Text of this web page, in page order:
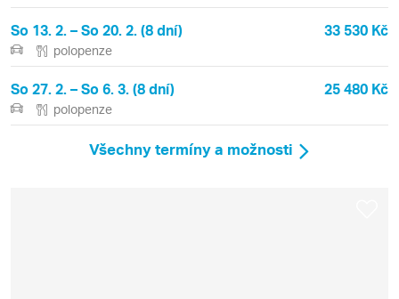
So 13. 2. – So 20. 2. (8 dní) 33 530 Kč
polopenze
So 27. 2. – So 6. 3. (8 dní) 25 480 Kč
polopenze
Všechny termíny a možnosti